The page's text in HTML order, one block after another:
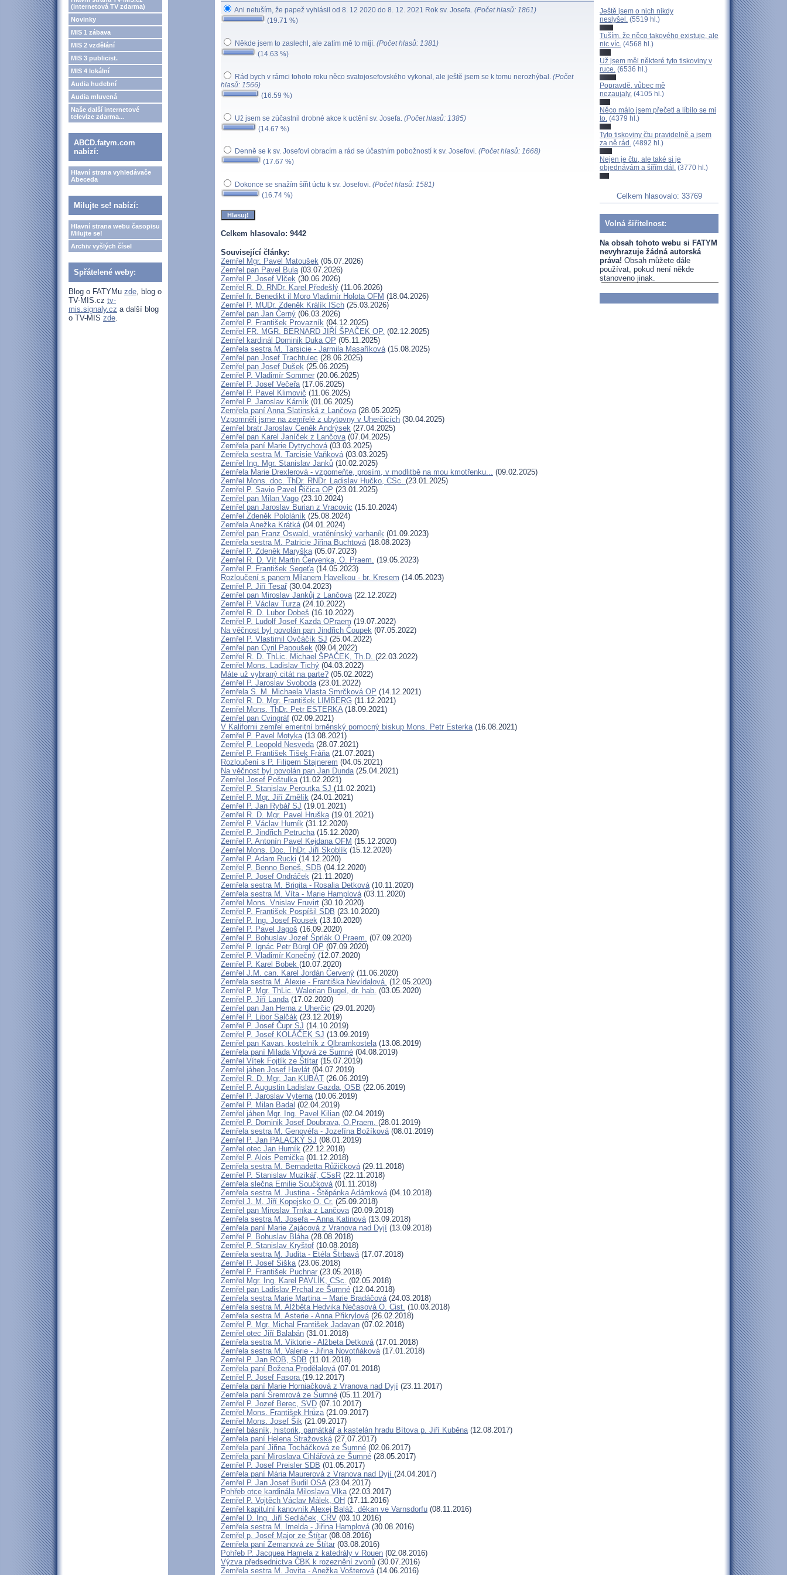
(internetová TV zdarma)
Novinky
MIS 1 zábava
MIS 2 vzdělání
MIS 3 publicist.
MIS 4 lokální
Audia hudební
Audia mluvená
Naše další internetové
televize zdarma...
ABCD.fatym.com
nabízí:
Hlavní strana vyhledávače
Abeceda
Milujte se! nabízí:
Hlavní strana webu časopisu
Milujte se!
Archiv vyšlých čísel
Spřátelené weby:
Blog o FATYMu zde, blog o
TV-MIS.cz tv-
mis.signaly.cz a další blog
o TV-MIS zde.
Ani netuším, že papež vyhlásil od 8. 12 2020 do 8. 12. 2021 Rok sv. Josefa. (Počet hlasů: 1861)
(19.71 %)
Někde jsem to zaslechl, ale zatím mě to míjí. (Počet hlasů: 1381)
(14.63 %)
Rád bych v rámci tohoto roku něco svatojosefovského vykonal, ale ještě jsem se k tomu nerozhýbal. (Počet
hlasů: 1566)
(16.59 %)
Už jsem se zúčastnil drobné akce k uctění sv. Josefa. (Počet hlasů: 1385)
(14.67 %)
Denně se k sv. Josefovi obracím a rád se účastním pobožností k sv. Josefovi. (Počet hlasů: 1668)
(17.67 %)
Dokonce se snažím šířit úctu k sv. Josefovi. (Počet hlasů: 1581)
(16.74 %)
Celkem hlasovalo: 9442
Související články:
Zemřel Mgr. Pavel Matoušek (05.07.2026)
Zemřel pan Pavel Bula (03.07.2026)
Zemřel P. Josef Vlček (30.06.2026)
Zemřel R. D. RNDr. Karel Předešlý (11.06.2026)
Zemřel fr. Benedikt il Moro Vladimír Holota OFM (18.04.2026)
Zemřel P. MUDr. Zdeněk Králík ISch (25.03.2026)
Zemřel pan Jan Černý (06.03.2026)
Zemřel P. František Provazník (04.12.2025)
Zemřel FR. MGR. BERNARD JIŘÍ ŠPAČEK OP. (02.12.2025)
Zemřel kardinál Dominik Duka OP (05.11.2025)
Zemřela sestra M. Tarsicie - Jarmila Masaříková (15.08.2025)
Zemřel pan Josef Trachtulec (28.06.2025)
Zemřel pan Josef Dušek (25.06.2025)
Zemřel P. Vladimír Sommer (20.06.2025)
Zemřel P. Josef Večeřa (17.06.2025)
Zemřel P. Pavel Klimovič (11.06.2025)
Zemřel P. Jaroslav Kárník (01.06.2025)
Zemřela paní Anna Slatinská z Lančova (28.05.2025)
Vzpomněli jsme na zemřelé z ubytovny v Uherčicích (30.04.2025)
Zemřel bratr Jaroslav Čeněk Andrýsek (27.04.2025)
Zemřel pan Karel Janíček z Lančova (07.04.2025)
Zemřela paní Marie Dytrychová (03.03.2025)
Zemřela sestra M. Tarcisie Vaňková (03.03.2025)
Zemřel Ing. Mgr. Stanislav Janků (10.02.2025)
Zemřela Marie Drexlerová - vzpomeňte, prosím, v modlitbě na mou kmotřenku...
(09.02.2025)
Zemřel Mons. doc. ThDr. RNDr. Ladislav Hučko, CSc. (23.01.2025)
Zemřel P. Savio Pavel Řičica OP (23.01.2025)
Zemřel pan Milan Vago (23.10.2024)
Zemřel pan Jaroslav Burian z Vracovic (15.10.2024)
Zemřel Zdeněk Pololáník (25.08.2024)
Zemřela Anežka Krátká (04.01.2024)
Zemřel pan Franz Oswald, vratěnínský varhaník (01.09.2023)
Zemřela sestra M. Patricie Jiřina Buchtová (18.08.2023)
Zemřel P. Zdeněk Maryška (05.07.2023)
Zemřel R. D. Vít Martin Červenka, O. Praem. (19.05.2023)
Zemřel P. František Segeťa (14.05.2023)
Rozloučení s panem Milanem Havelkou - br. Kresem (14.05.2023)
Zemřel P. Jiří Tesař(30.04.2023)
Zemřel pan Miroslav Jankůj z Lančova (22.12.2022)
Zemřel P. Václav Turza (24.10.2022)
Zemřel R. D. Lubor Dobeš (16.10.2022)
Zemřel P. Ludolf Josef Kazda OPraem (19.07.2022)
Na věčnost byl povolán pan Jindřich Čoupek (07.05.2022)
Zemřel P. Vlastimil Ovčáčík SJ (25.04.2022)
Zemřel pan Cyril Papoušek (09.04.2022)
Zemřel R. D. ThLic. Michael ŠPAČEK, Th.D. (22.03.2022)
Zemřel Mons. Ladislav Tichý (04.03.2022)
Máte už vybraný citát na parte? (05.02.2022)
Zemřel P. Jaroslav Svoboda (23.01.2022)
Zemřela S. M. Michaela Vlasta Smrčková OP (14.12.2021)
Zemřel R. D. Mgr. František LIMBERG (11.12.2021)
Zemřel Mons. ThDr. Petr ESTERKA (18.09.2021)
Zemřel pan Cvingráf (02.09.2021)
V Kalifornii zemřel emeritní brněnský pomocný biskup Mons. Petr Esterka (16.08.2021)
Zemřel P. Pavel Motyka (13.08.2021)
Zemřel P. Leopold Nesveda (28.07.2021)
Zemřel P. František Tišek Fráňa (21.07.2021)
Rozloučení s P. Filipem Štajnerem (04.05.2021)
Na věčnost byl povolán pan Jan Dunda (25.04.2021)
Zemřel Josef Poštulka (11.02.2021)
Zemřel P. Stanislav Peroutka SJ (11.02.2021)
Zemřel P. Mgr. Jiří Změlík (24.01.2021)
Zemřel P. Jan Rybář SJ (19.01.2021)
Zemřel R. D. Mgr. Pavel Hruška (19.01.2021)
Zemřel P. Václav Hurník (31.12.2020)
Zemřel P. Jindřich Petrucha (15.12.2020)
Zemřel P. Antonín Pavel Kejdana OFM (15.12.2020)
Zemřel Mons. Doc. ThDr. Jiří Skoblík (15.12.2020)
Zemřel P. Adam Rucki (14.12.2020)
Zemřel P. Benno Beneš, SDB (04.12.2020)
Zemřel P. Josef Ondráček (21.11.2020)
Zemřela sestra M. Brigita - Rosalia Detková (10.11.2020)
Zemřela sestra M. Víta - Marie Hamplová (03.11.2020)
Zemřel Mons. Vnislav Fruvirt (30.10.2020)
Zemřel P. František Pospíšil SDB (23.10.2020)
Zemřel P. Ing. Josef Rousek (13.10.2020)
Zemřel P. Pavel Jagoš (16.09.2020)
Zemřel P. Bohuslav Jozef Šprlák O.Praem. (07.09.2020)
Zemřel P. Ignác Petr Bürgl OP (07.09.2020)
Zemřel P. Vladimír Konečný (12.07.2020)
Zemřel P. Karel Bobek (10.07.2020)
Zemřel J.M. can. Karel Jordán Červený (11.06.2020)
Zemřela sestra M. Alexie - Františka Nevídalová. (12.05.2020)
Zemřel P. Mgr. ThLic. Walerian Bugel, dr. hab. (03.05.2020)
Zemřel P. Jiří Landa (17.02.2020)
Zemřel pan Jan Herna z Uherčic (29.01.2020)
Zemřel P. Libor Salčák (23.12.2019)
Zemřel P. Josef Čupr SJ (14.10.2019)
Zemřel P. Josef KOLÁČEK SJ (13.09.2019)
Zemřel pan Kavan, kostelník z Olbramkostela (13.08.2019)
Zemřela paní Milada Vrbová ze Šumné (04.08.2019)
Zemřel Vítek Fojtík ze Štítar (15.07.2019)
Zemřel jáhen Josef Havlát (04.07.2019)
Zemřel R. D. Mgr. Jan KUBÁT (26.06.2019)
Zemřel P. Augustin Ladislav Gazda, OSB (22.06.2019)
Zemřel P. Jaroslav Vyterna (10.06.2019)
Zemřel P. Milan Badal (02.04.2019)
Zemřel jáhen Mgr. Ing. Pavel Kilian (02.04.2019)
Zemřel P. Dominik Josef Doubrava, O.Praem. (28.01.2019)
Zemřela sestra M. Genovéfa - Jozefína Božíková (08.01.2019)
Zemřel P. Jan PALACKÝ SJ (08.01.2019)
Zemřel otec Jan Hurník (22.12.2018)
Zemřel P. Alois Pernička (01.12.2018)
Zemřela sestra M. Bernadetta Růžičková (29.11.2018)
Zemřel P. Stanislav Muzikář, CSsR (22.11.2018)
Zemřela slečna Emilie Součková (01.11.2018)
Zemřela sestra M. Justina - Štěpánka Adámková (04.10.2018)
Zemřel J. M. Jiří Kopejsko O. Cr. (25.09.2018)
Zemřel pan Miroslav Trnka z Lančova (20.09.2018)
Zemřela sestra M. Josefa – Anna Katinová (13.09.2018)
Zemřela paní Marie Zajácová z Vranova nad Dyjí (13.09.2018)
Zemřel P. Bohuslav Bláha (28.08.2018)
Zemřel P. Stanislav Kryštof (10.08.2018)
Zemřela sestra M. Judita - Etéla Štrbavá (17.07.2018)
Zemřel P. Josef Šiška (23.06.2018)
Zemřel P. František Puchnar (23.05.2018)
Zemřel Mgr. Ing. Karel PAVLÍK, CSc. (02.05.2018)
Zemřel pan Ladislav Prchal ze Šumné (12.04.2018)
Zemřela sestra Marie Martina – Marie Bradáčová (24.03.2018)
Zemřela sestra M. Alžběta Hedvika Nečasová O. Cist. (10.03.2018)
Zemřela sestra M. Asterie - Anna Přikrylová (26.02.2018)
Zemřel P. Mgr. Michal František Jadavan (07.02.2018)
Zemřel otec Jiří Balabán (31.01.2018)
Zemřela sestra M. Viktorie - Alžbeta Detková (17.01.2018)
Zemřela sestra M. Valerie - Jiřina Novotňáková (17.01.2018)
Zemřel P. Jan ROB, SDB (11.01.2018)
Zemřela paní Božena Prodělalová (07.01.2018)
Zemřel P. Josef Fasora (19.12.2017)
Zemřela paní Marie Horniačková z Vranova nad Dyjí (23.11.2017)
Zemřela paní Šremrová ze Šumné (05.11.2017)
Zemřel P. Jozef Berec, SVD (07.10.2017)
Zemřel Mons. František Hrůza (21.09.2017)
Zemřel Mons. Josef Šik (21.09.2017)
Zemřel básník, historik, památkář a kastelán hradu Bítova p. Jiří Kuběna (12.08.2017)
Zemřela paní Helena Stražovská (27.07.2017)
Zemřela paní Jiřina Tocháčková ze Šumné (02.06.2017)
Zemřela paní Miroslava Cihlářová ze Šumné (28.05.2017)
Zemřel P. Josef Preisler SDB (01.05.2017)
Zemřela paní Mária Maurerová z Vranova nad Dyjí (24.04.2017)
Zemřel P. Jan Josef Budil OSA (23.04.2017)
Pohřeb otce kardinála Miloslava Vlka (22.03.2017)
Zemřel P. Vojtěch Václav Málek, OH (17.11.2016)
Zemřel kapitulní kanovník Alexej Baláž, děkan ve Varnsdorfu (08.11.2016)
Zemřel D. Ing. Jiří Sedláček, CRV (03.10.2016)
Zemřela sestra M. Imelda - Jiřina Hamplová (30.08.2016)
Zemřel p. Josef Major ze Štítar (08.08.2016)
Zemřela paní Zemanová ze Štítar (03.08.2016)
Pohřeb P. Jacquea Hamela z katedrály v Rouen (02.08.2016)
Výzva předsednictva ČBK k rozeznění zvonů (30.07.2016)
Zemřela sestra M. Jovita - Anežka Vošterová (14.06.2016)
Ještě jsem o nich nikdy
neslyšel. (5519 hl.)
Tuším, že něco takového existuje, ale
nic víc. (4568 hl.)
Už jsem měl některé tyto tiskoviny v
ruce. (6536 hl.)
Popravdě, vůbec mě
nezaujaly. (4105 hl.)
Něco málo jsem přečetl a líbilo se mi
to. (4379 hl.)
Tyto tiskoviny čtu pravidelně a jsem
za ně rád. (4892 hl.)
Nejen je čtu, ale také si je
objednávám a šířím dál. (3770 hl.)
Celkem hlasovalo: 33769
Volná šiřitelnost:
Na obsah tohoto webu si FATYM
nevyhrazuje žádná autorská
práva! Obsah můžete dále
používat, pokud není někde
stanoveno jinak.